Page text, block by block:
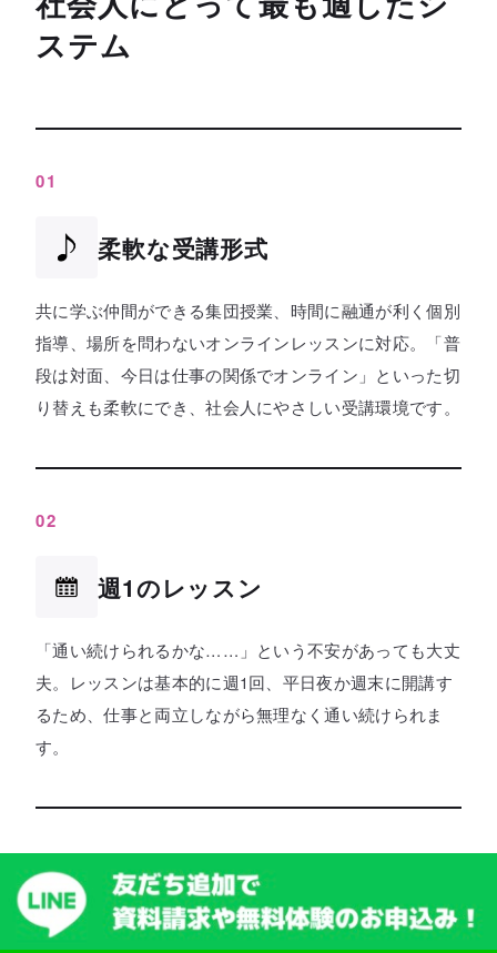
ステム
01
柔軟な受講形式
共に学ぶ仲間ができる集団授業、時間に融通が利く個別
指導、場所を問わないオンラインレッスンに対応。「普
段は対面、今日は仕事の関係でオンライン」といった切
り替えも柔軟にでき、社会人にやさしい受講環境です。
02
週1のレッスン
「通い続けられるかな……」という不安があっても大丈
夫。レッスンは基本的に週1回、平日夜か週末に開講す
るため、仕事と両立しながら無理なく通い続けられま
す。
03
確実にマスターできるカリキュ